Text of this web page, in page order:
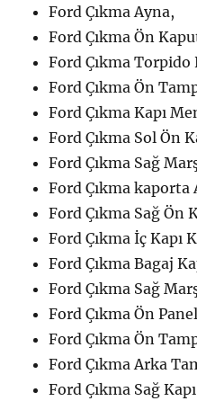
Ford Çıkma Ayna,
Ford Çıkma Ön
Ford Çıkma Torpido
Ford Çıkma Ön
Ford Çıkma Kapı
Ford Çıkma Sol Ön
Ford Çıkma Sağ
Ford Çıkma kaporta
Ford Çıkma Sağ Ön
Ford Çıkma İç Kapı
Ford Çıkma Bagaj
Ford Çıkma Sağ
Ford Çıkma Ön
Ford Çıkma Ön
Ford Çıkma Arka
Ford Çıkma Sağ